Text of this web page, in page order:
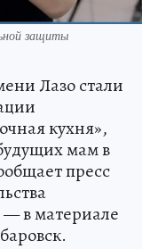
защиты
Лазо стали
кухня»,
мам в
пресс
— в материале